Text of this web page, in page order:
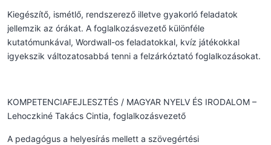
Kiegészítő, ismétlő, rendszerező illetve gyakorló feladatok
jellemzik az órákat. A foglalkozásvezető különféle
kutatómunkával, Wordwall-os feladatokkal, kvíz játékokkal
igyekszik változatosabbá tenni a felzárkóztató foglalkozásokat.
KOMPETENCIAFEJLESZTÉS / MAGYAR NYELV ÉS IRODALOM –
Lehoczkiné Takács Cintia, foglalkozásvezető
A pedagógus a helyesírás mellett a szövegértési